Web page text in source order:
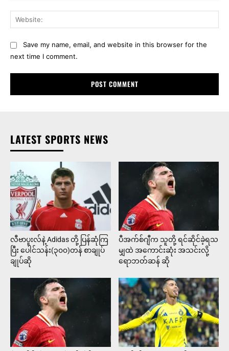
Save my name, email, and website in this browser for the
next time I comment.
LATEST SPORTS NEWS
လီဗာပူးလ်နဲ့ Adidas တို့ ပြန်ဆုံကြ
ပြီး ပေါင်သန်း(၃၀၀)တန် စာချုပ်
ချုပ်ဆို
ပီအက်စ်ဂျီက သူတို့ ရင်ဆိုင်ခဲ့ရသ
မျှထဲ အကောင်းဆုံး အသင်းလို့
ရောဘတ်ဆန် ဆို